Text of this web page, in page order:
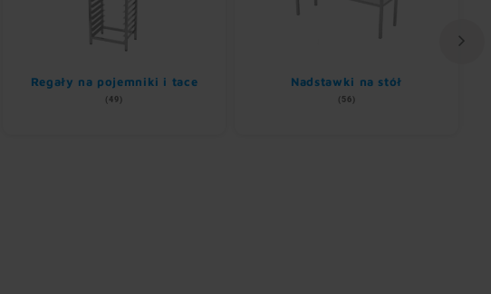
Regały na pojemniki i tace
(49)
Nadstawki na stół
(56)